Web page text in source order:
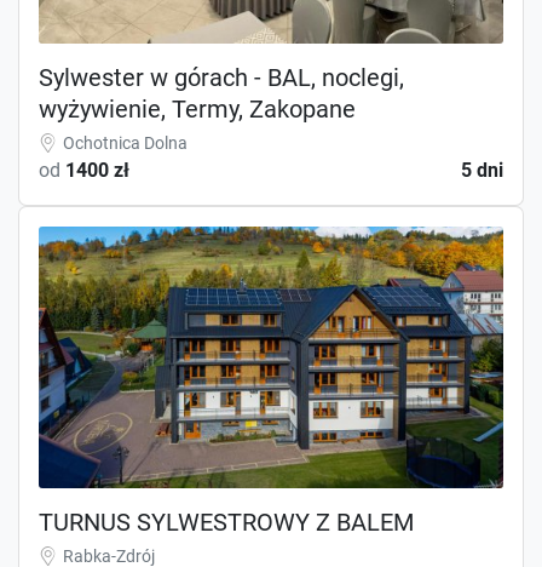
Sylwester w górach - BAL, noclegi,
wyżywienie, Termy, Zakopane
Ochotnica Dolna
od 1400 zł 5 dni
TURNUS SYLWESTROWY Z BALEM
Rabka-Zdrój